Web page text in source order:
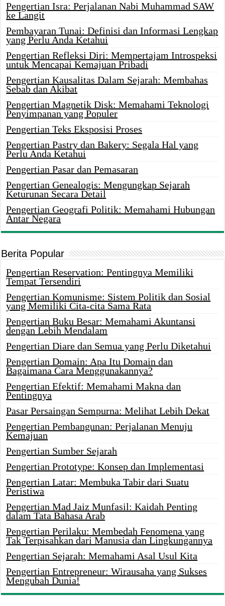
Pengertian Isra: Perjalanan Nabi Muhammad SAW
ke Langit
Pembayaran Tunai: Definisi dan Informasi Lengkap
yang Perlu Anda Ketahui
Pengertian Refleksi Diri: Mempertajam Introspeksi
untuk Mencapai Kemajuan Pribadi
Pengertian Kausalitas Dalam Sejarah: Membahas
Sebab dan Akibat
Pengertian Magnetik Disk: Memahami Teknologi
Penyimpanan yang Populer
Pengertian Teks Eksposisi Proses
Pengertian Pastry dan Bakery: Segala Hal yang
Perlu Anda Ketahui
Pengertian Pasar dan Pemasaran
Pengertian Genealogis: Mengungkap Sejarah
Keturunan Secara Detail
Pengertian Geografi Politik: Memahami Hubungan
Antar Negara
Berita Popular
Pengertian Reservation: Pentingnya Memiliki
Tempat Tersendiri
Pengertian Komunisme: Sistem Politik dan Sosial
yang Memiliki Cita-cita Sama Rata
Pengertian Buku Besar: Memahami Akuntansi
dengan Lebih Mendalam
Pengertian Diare dan Semua yang Perlu Diketahui
Pengertian Domain: Apa Itu Domain dan
Bagaimana Cara Menggunakannya?
Pengertian Efektif: Memahami Makna dan
Pentingnya
Pasar Persaingan Sempurna: Melihat Lebih Dekat
Pengertian Pembangunan: Perjalanan Menuju
Kemajuan
Pengertian Sumber Sejarah
Pengertian Prototype: Konsep dan Implementasi
Pengertian Latar: Membuka Tabir dari Suatu
Peristiwa
Pengertian Mad Jaiz Munfasil: Kaidah Penting
dalam Tata Bahasa Arab
Pengertian Perilaku: Membedah Fenomena yang
Tak Terpisahkan dari Manusia dan Lingkungannya
Pengertian Sejarah: Memahami Asal Usul Kita
Pengertian Entrepreneur: Wirausaha yang Sukses
Mengubah Dunia!